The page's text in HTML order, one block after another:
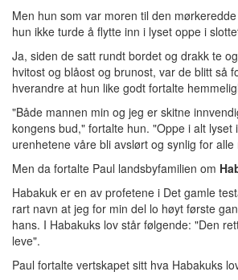
Men hun som var moren til den
hun ikke turde å flytte inn i lyset oppe i
Ja, siden de satt rundt bordet og drakk te
hvitost og blåost og brunost, var de blitt så
hverandre at hun like godt fortalte
"Både mannen min og jeg er skitne
kongens bud," fortalte hun. "Oppe i alt lyset
urenhetene våre bli avslørt og synlig for alle
Men da fortalte Paul landsbyfamilien om
Habakuk er en av profetene i Det gamle
rart navn at jeg for min del lo høyt første
hans. I Habakuks lov står følgende: "Den
leve".
Paul fortalte vertskapet sitt hva Habakuks